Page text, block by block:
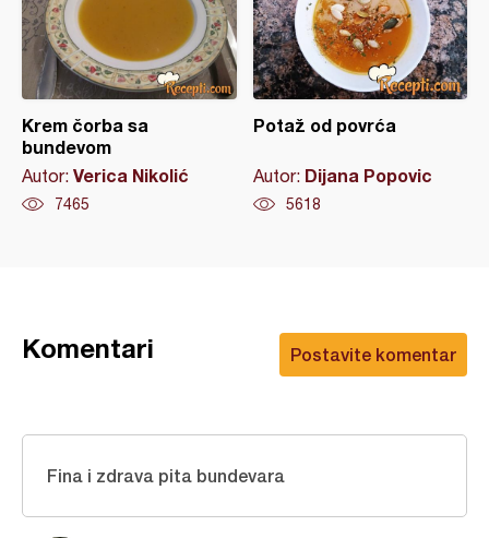
Krem čorba sa
bundevom
Autor: Verica Nikolić
7465
Potaž od povrća
Autor: Dijana Popovic
5618
Postavite komentar
Komentari
Fina i zdrava pita bundevara